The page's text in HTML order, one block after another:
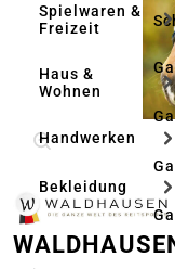
Spielwaren &
Freizeit
Haus &
Wohnen
Handwerken
Bekleidung